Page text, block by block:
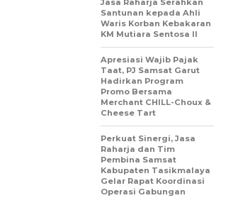
Jasa Raharja Serahkan
Santunan kepada Ahli
Waris Korban Kebakaran
KM Mutiara Sentosa II
Apresiasi Wajib Pajak
Taat, PJ Samsat Garut
Hadirkan Program
Promo Bersama
Merchant CHILL-Choux &
Cheese Tart
Perkuat Sinergi, Jasa
Raharja dan Tim
Pembina Samsat
Kabupaten Tasikmalaya
Gelar Rapat Koordinasi
Operasi Gabungan